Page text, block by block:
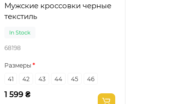
Мужские кроссовки черные
текстиль
In Stock
68198
Размеры
41
42 43 44 45 46
1 599 ₴